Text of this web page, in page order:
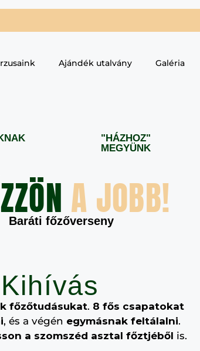
Ajándék utalvány Galéria
"HÁZHOZ"
MEGYÜNK
A JOBB!
Baráti főzőverseny
főzőtudásukat. 8 fős csapatokat
, és a végén egymásnak feltálalni.
a szomszéd asztal főztjéből is.